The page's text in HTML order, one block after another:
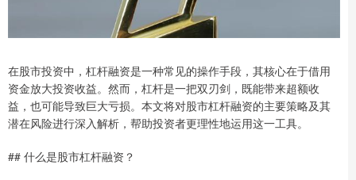
在股市投资中，杠杆融资是一种常见的操作手段，其核心在于借用
资金放大投资收益。然而，杠杆是一把双刃剑，既能带来超额收
益，也可能导致巨大亏损。本文将对股市杠杆融资的主要策略及其
潜在风险进行深入解析，帮助投资者更理性地运用这一工具。
## 什么是股市杠杆融资？